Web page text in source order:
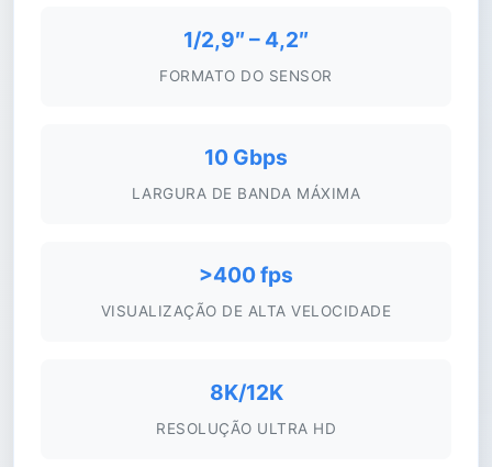
1/2,9″ – 4,2″
FORMATO DO SENSOR
10 Gbps
LARGURA DE BANDA MÁXIMA
>400 fps
VISUALIZAÇÃO DE ALTA VELOCIDADE
8K/12K
RESOLUÇÃO ULTRA HD